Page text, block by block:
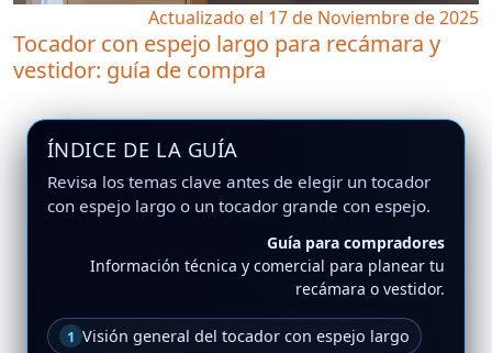
Actualizado el 17 de Noviembre de 2025
Tocador con espejo largo para recámara y
vestidor: guía de compra
ÍNDICE DE LA GUÍA
Revisa los temas clave antes de elegir un tocador
con espejo largo o un tocador grande con espejo.
Guía para compradores
Información técnica y comercial para planear tu
recámara o vestidor.
1 Visión general del tocador con espejo largo